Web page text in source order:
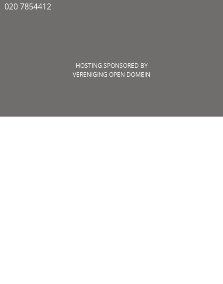
020 7854412
HOSTING SPONSORED BY
VERENIGING OPEN DOMEIN